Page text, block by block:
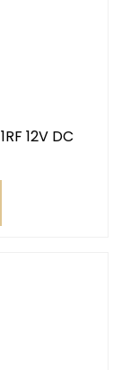
12V DC